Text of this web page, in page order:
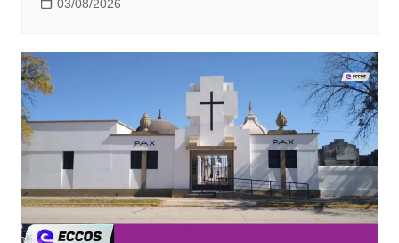
03/08/2026